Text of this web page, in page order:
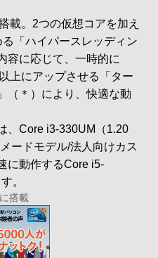
載。2つの仮想コアを加え
「ハイパースレッディン
容に応じて、一時的に
上にアップさせる「ター
（＊）により、快適な動
、Core i3-330UM（1.20
ードモデル/法人向けカス
に動作するCore i5-
。
搭載